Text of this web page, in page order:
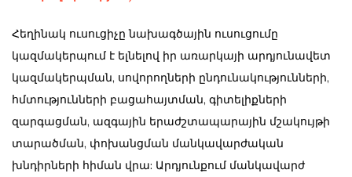
Հեղինակ ուսուցիչը նախագծային ուսուցումը
կազմակերպում է ելնելով իր առարկայի արդյունավետ
կազմակերպման, սովորողների ընդունակությունների,
հմտությունների բացահայտման, գիտելիքների
զարգացման, ազգային երաժշտապարային մշակույթի
տարածման, փոխանցման մանկավարժական
խնդիրների հիման վրա: Արդյունքում մանկավարժ